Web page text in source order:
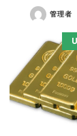
管理者